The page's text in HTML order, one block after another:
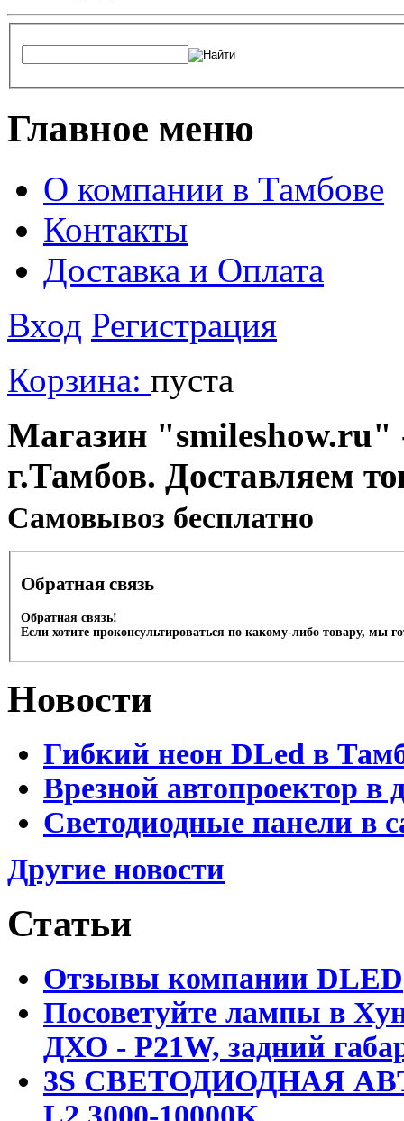
Главное меню
О компании в Тамбове
Контакты
Доставка и Оплата
Вход Регистрация
Корзина: пуста
Магазин "smileshow.ru"
г.Тамбов. Доставляем
Cамовывоз бесплатно
Обратная связь
Обратная связь!
Если хотите проконсультироваться по какому-либо товару, мы
Новости
Гибкий неон DLed в
Врезной автопроектор в
Светодиодные панели в
Другие новости
Статьи
Отзывы компании DLED
Посоветуйте лампы в
ДХО - P21W, задний
3S СВЕТОДИОДНАЯ